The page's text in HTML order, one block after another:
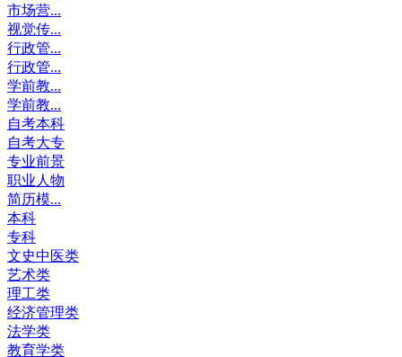
市场营...
视觉传...
行政管...
行政管...
学前教...
学前教...
自考本科
自考大专
专业前景
职业人物
简历模...
本科
专科
文史中医类
艺术类
理工类
经济管理类
法学类
教育学类